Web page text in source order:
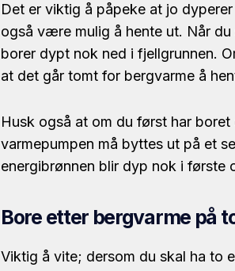
Det er viktig å påpeke at jo
også være mulig å hente ut. Når
borer dypt nok ned i fjellgrunnen.
at det går tomt for bergvarme å
Husk også at om du først har
varmepumpen må byttes ut på et
energibrønnen blir dyp nok i første
Bore etter bergvarme på
Viktig å vite; dersom du skal ha to